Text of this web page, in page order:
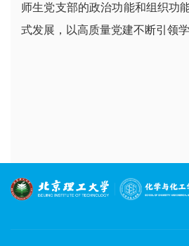
师生党支部的政治功能和组织功
式发展，以高质量党建不断引领